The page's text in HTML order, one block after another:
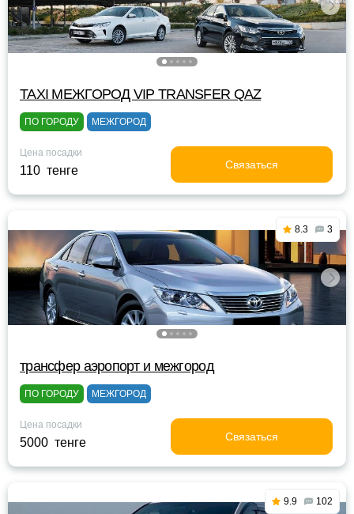
TAXI МЕЖГОРОД VIP TRANSFER QАZ
ПО ГОРОДУ МЕЖГОРОД
Цена посадки
110 тенге Связаться
8.3 3
трансфер аэропорт и межгород
ПО ГОРОДУ МЕЖГОРОД
Цена посадки
5000 тенге Связаться
9.9 102